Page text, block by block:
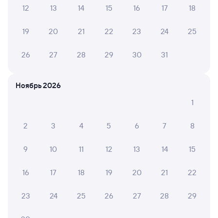
305Й Проходящий 5,9
03:46 02:55
Маршрут
Плацкарт
от 10 ⁠489 ⁠₽
Купе
13 ⁠219 ⁠₽
Выберите дату
Даже если сейчас нет мест
12 13 14 15 16 17 18
19 20 21 22 23 24 25
26 27 28 29 30 31
Ноябрь 2026
1
2 3 4 5 6 7 8
9 10 11 12 13 14 15
16 17 18 19 20 21 22
23 24 25 26 27 28 29